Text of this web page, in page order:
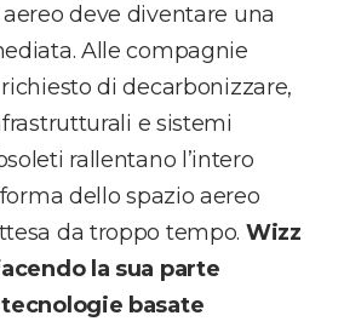
deve diventare una
Alle compagnie
di decarbonizzare,
e sistemi
rallentano l’intero
dello spazio aereo
da troppo tempo. Wizz
la sua parte
basate